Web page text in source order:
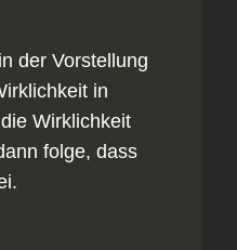
der Vorstellung
in
Wirklichkeit
folge, dass